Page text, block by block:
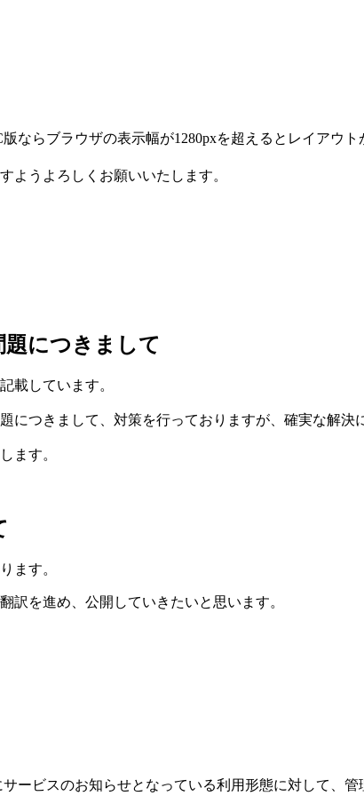
ならブラウザの表示幅が1280pxを超えるとレイアウ
ようよろしくお願いいたします。
題につきまして
載しています。
につきまして、対策を行っておりますが、確実な解決
ます。
ます。
訳を進め、公開していきたいと思います。
ービスのお知らせとなっている利用形態に対して、管